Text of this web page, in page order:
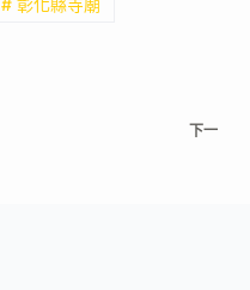
# 彰化縣寺廟
下一